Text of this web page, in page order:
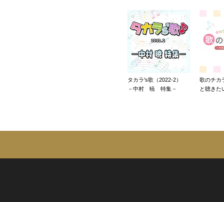
タカラ's歌（2022-2）
－中村 暁 特集－
歌のチ
と聴きた